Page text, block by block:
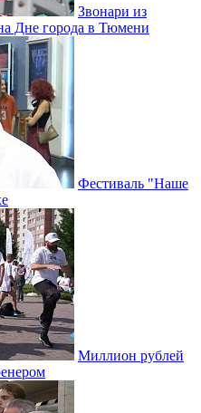
Звонари из
Дне города в Тюмени
Фестиваль "Наше
Миллион рублей